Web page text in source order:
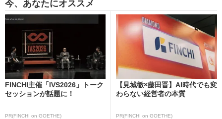
今、あなたにオススメ
FINCHI主催「IVS2026」トーク
セッションが話題に！
PR(FINCHI on GOETHE)
【見城徹×藤田晋】AI時代でも変
わらない経営者の本質
PR(FINCHI on GOETHE)